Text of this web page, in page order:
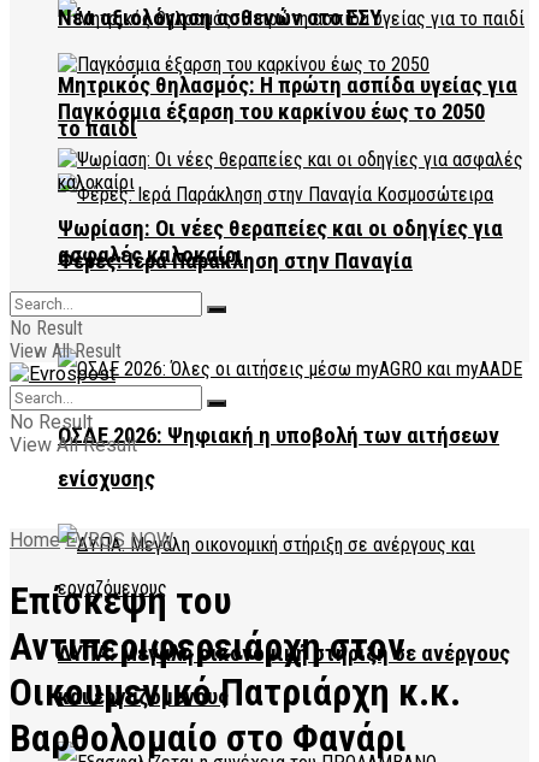
Μητρικός θηλασμός: Η πρώτη ασπίδα υγείας για
το παιδί
Φέρες: Ιερά Παράκληση στην Παναγία
Κοσμοσώτειρα
ΟΣΔΕ 2026: Ψηφιακή η υποβολή των αιτήσεων
ενίσχυσης
ΔΥΠΑ: Μεγάλη οικονομική στήριξη σε ανέργους
και εργαζόμενους
Νέα αξιολόγηση ασθενών στο ΕΣΥ
Παγκόσμια έξαρση του καρκίνου έως το 2050
Ψωρίαση: Οι νέες θεραπείες και οι οδηγίες για
ασφαλές καλοκαίρι
No Result
View All Result
No Result
View All Result
Home EVROS NOW
Επίσκεψη του
Αντιπεριφερειάρχη στον
Οικουμενικό Πατριάρχη κ.κ.
Βαρθολομαίο στο Φανάρι